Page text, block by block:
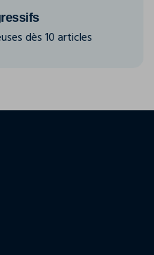
dès 10 articles